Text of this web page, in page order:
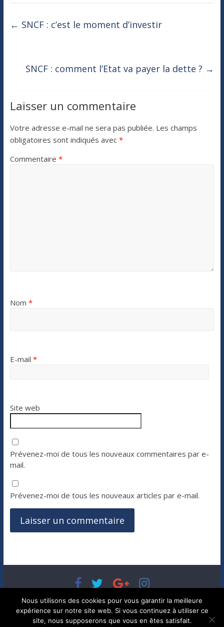
← SNCF : c’est le moment d’investir
SNCF : comment l’Etat va payer la dette ? →
Laisser un commentaire
Votre adresse e-mail ne sera pas publiée. Les champs
obligatoires sont indiqués avec *
Commentaire *
Nom *
E-mail *
Site web
Prévenez-moi de tous les nouveaux commentaires par e-
mail.
Prévenez-moi de tous les nouveaux articles par e-mail.
Copyright © 2026Bénéfices, l'actualité de votre argent, de
votre patrimoine et de vos placements . Tous droits réservés.
Theme ColorMag parThemeGrill.. Propulsé par WordPress.
Nous utilisons des cookies pour vous garantir la meilleure
expérience sur notre site web. Si vous continuez à utiliser ce
site, nous supposerons que vous en êtes satisfait.